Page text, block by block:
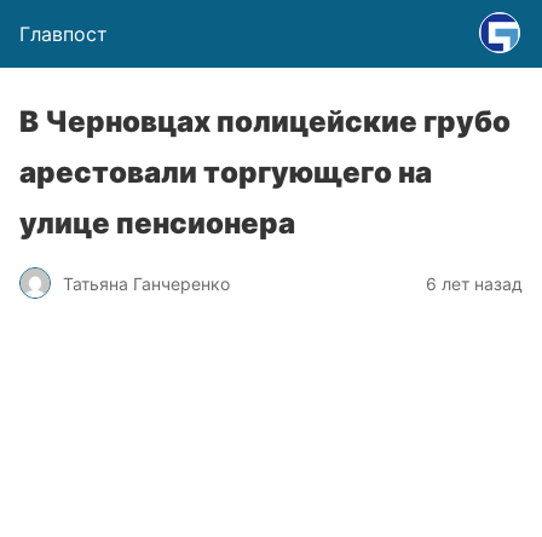
Главпост
В Черновцах полицейские грубо
арестовали торгующего на
улице пенсионера
Татьяна Ганчеренко 6 лет назад